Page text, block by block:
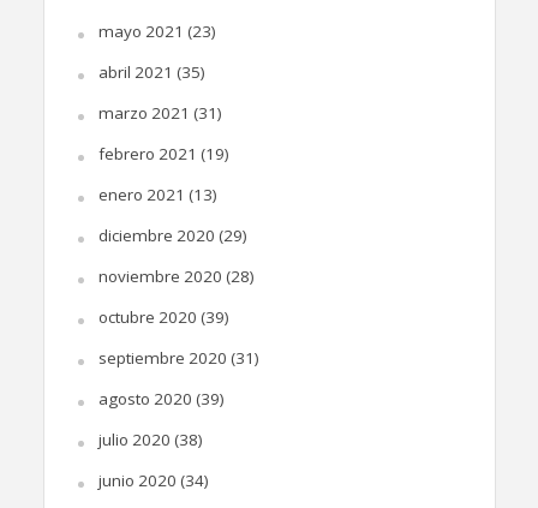
mayo 2021 (23)
abril 2021 (35)
marzo 2021 (31)
febrero 2021 (19)
enero 2021 (13)
diciembre 2020 (29)
noviembre 2020 (28)
octubre 2020 (39)
septiembre 2020 (31)
agosto 2020 (39)
julio 2020 (38)
junio 2020 (34)